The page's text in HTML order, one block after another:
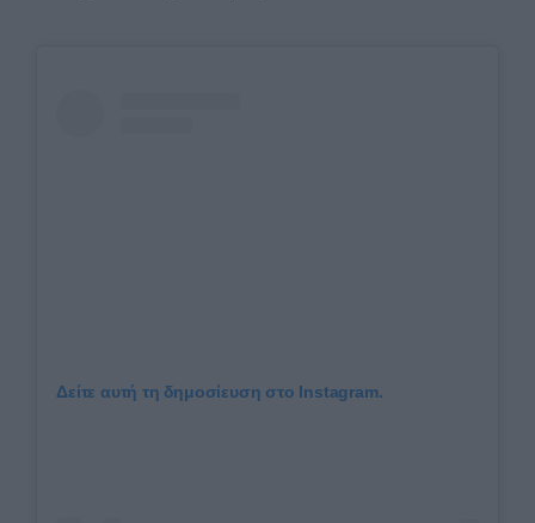
Δείτε αυτή τη δημοσίευση στο Instagram.